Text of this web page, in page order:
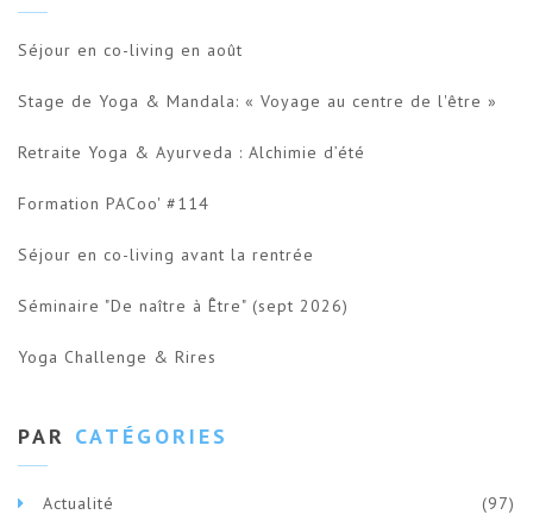
Séjour en co-living en août
Stage de Yoga & Mandala: « Voyage au centre de l'être »
Retraite Yoga & Ayurveda : Alchimie d’été
Formation PACoo' #114
Séjour en co-living avant la rentrée
Séminaire "De naître à Être" (sept 2026)
Yoga Challenge & Rires
PAR CATÉGORIES
Actualité (97)